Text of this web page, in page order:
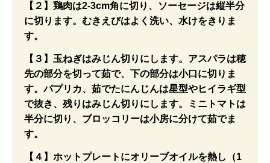
【２】鶏肉は2-3cm角に切り、ソーセージは縦半分
に切ります。むきえびはよく洗い、水けをきりま
す。
【３】玉ねぎはみじん切りにします。アスパラは穂
先の部分を切って茹で、下の部分は小口に切りま
す。パプリカ、茹でたにんじんは星型やヒイラギ型
で抜き、残りはみじん切りにします。ミニトマトは
半分に切り、ブロッコリーは小房に分けて茹でま
す。
【４】ホットプレートにオリーブオイルを熱し（1